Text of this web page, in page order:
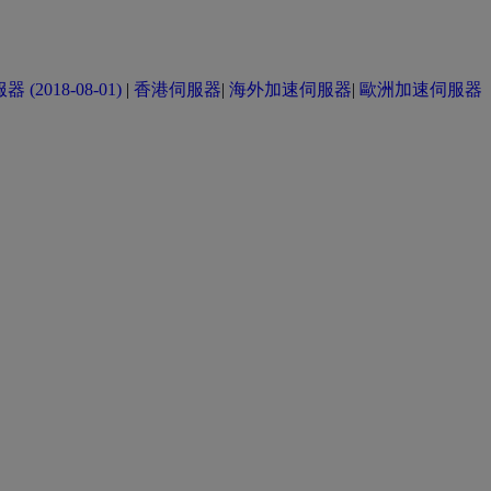
(2018-08-01) | 香港伺服器| 海外加速伺服器| 歐洲加速伺服器